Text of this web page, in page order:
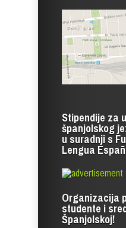
Stipendije za
španjolskog
u suradnji s
Lengua
Organizacija
studente i
Španjolskoj!